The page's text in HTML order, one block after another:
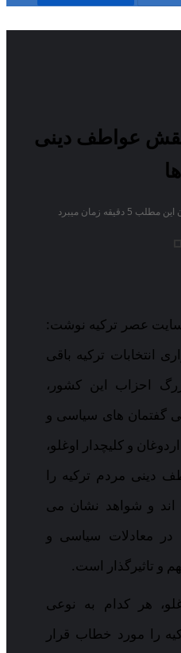
نقش عواطف دینی
5 دقیقه زمان میبرد
سایت عصر ترکیه نوشت:
انتخابات ترکیه باقی
احزاب این کشور،
گفتمان های سیاسی و
و کلیچدار اوغلو،
دینی مردم ترکیه را
و شواهد نشان می
در معادلات سیاسی و
و تاثیرگذار است.
هر کدام به نوعی
را مورد خطاب قرار